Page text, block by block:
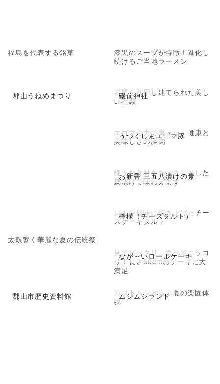
福島を代表する銘菓
漆黒のスープが特徴！進化し
続けるご当地ラーメン
郡山うねめまつり
太鼓響く華麗な夏の伝統祭
磯前神社
岩壁を利用し建てられた美し
い社殿
うつくしまエゴマ豚
エゴマの力で育った、健康と
美味しさの豚肉
お新香 三五八漬けの素
様々な食材をあっさりとした
麹漬けで味わえます
檸檬（チーズタルト）
レモン風味に焼き上げたチー
ズケーキタルト
なが～いロールケーキ
見てビックリ、食べてニッコ
リ！長さ50cmのケーキに大
満足
郡山市歴史資料館 ムシムシランド
カブトムシと遊ぶ夏の楽園体
験